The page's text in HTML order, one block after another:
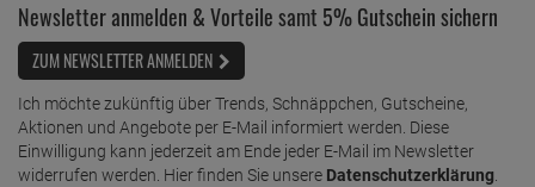
Newsletter anmelden & Vorteile samt 5% Gutschein sichern
ZUM NEWSLETTER ANMELDEN
Ich möchte zukünftig über Trends, Schnäppchen, Gutscheine,
Aktionen und Angebote per E-Mail informiert werden. Diese
Einwilligung kann jederzeit am Ende jeder E-Mail im Newsletter
widerrufen werden. Hier finden Sie unsere Datenschutzerklärung